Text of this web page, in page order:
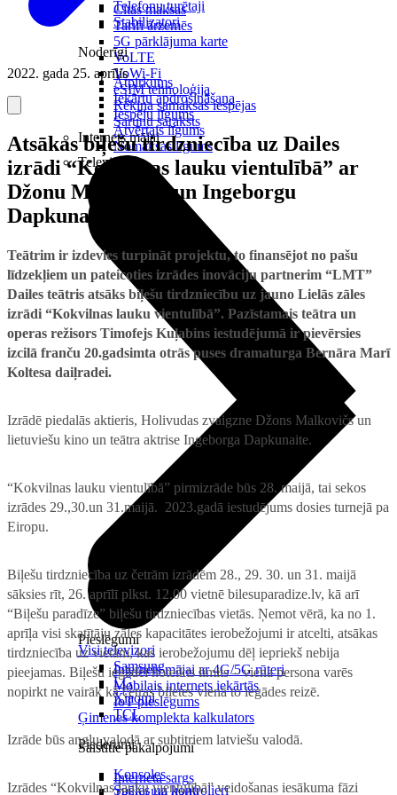
Citas maksas
Tarifi ārzemēs
5G pārklājuma karte
VoLTE
VoWi-Fi
eSIM tehnoloģija
Rēķina samaksas iespējas
Sarunu saraksts
Internets mājai
Pieslēgumi
Internets mājai ar 4G/5G rūteri
Mobilais internets iekārtās
IoT pieslēgums
Ģimenes komplekta kalkulators
Saistītie pakalpojumi
Interneta sargs
Telefonu turētaji
Stabilizatori
Noderīgi
Atpirkums
Iekārtu apdrošināšana
Iespēju līgums
Atvērtais līgums
Nomaksas līgums
Televizori
Visi televizori
Samsung
LG
Xiaomi
TCL
Piederumi
Konsoles
Spēles un kontrolieri
2022. gada 25. aprīlis
Atsākas biļešu tirdzniecība uz Dailes
izrādi “Kokvilnas lauku vientulībā” ar
Džonu Malkoviču un Ingeborgu
Dapkunaiti
Teātrim ir izdevies turpināt projektu, to finansējot no pašu
līdzekļiem un pateicoties izrādes inovāciju partnerim “LMT”
Dailes teātris atsāks biļešu tirdzniecību uz jauno Lielās zāles
izrādi “Kokvilnas lauku vientulībā”. Pazīstamais teātra un
operas režisors Timofejs Kuļabins iestudējumā ir pievērsies
izcilā franču 20.gadsimta otrās puses dramaturga Bernāra Marī
Koltesa daiļradei.
Izrādē piedalās aktieris, Holivudas zvaigzne Džons Malkovičs un
lietuviešu kino un teātra aktrise Ingeborga Dapkunaite.
“Kokvilnas lauku vientulībā” pirmizrāde būs 28. maijā, tai sekos
izrādes 29.,30.un 31.maijā. 2023.gadā iestudējums dosies turnejā pa
Eiropu.
Biļešu tirdzniecība uz četrām izrādēm 28., 29. 30. un 31. maijā
sāksies rīt, 26. aprīlī plkst. 12.00 vietnē bilesuparadize.lv, kā arī
“Biļešu paradīze” biļešu tirdzniecības vietās. Ņemot vērā, ka no 1.
aprīļa visi skatītāju zāles kapacitātes ierobežojumi ir atcelti, atsākas
tirdzniecība uz vietām, kas ierobežojumu dēļ iepriekš nebija
pieejamas. Biļešu iegādei noteikts limits – viena persona varēs
nopirkt ne vairāk kā četras biļetes vienā to iegādes reizē.
Izrāde būs angļu valodā ar subtitriem latviešu valodā.
Izrādes “Kokvilnas lauku vientulībā” veidošanas iesākuma fāzi